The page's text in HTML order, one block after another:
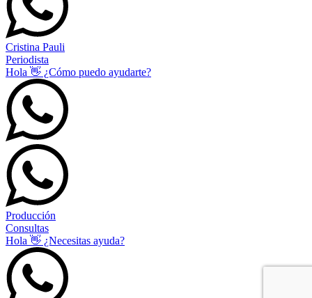
Cristina Pauli
Periodista
Hola 👋 ¿Cómo puedo ayudarte?
Producción
Consultas
Hola 👋 ¿Necesitas ayuda?